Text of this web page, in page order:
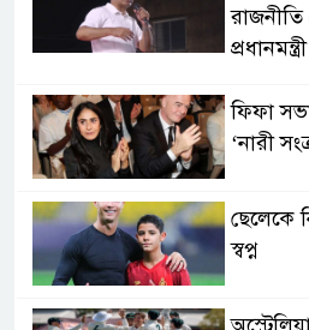
রাজনীতি
প্রধানমন্ত্রী
ফিফা
‘নারী
ছেলেকে
স্বপ্ন